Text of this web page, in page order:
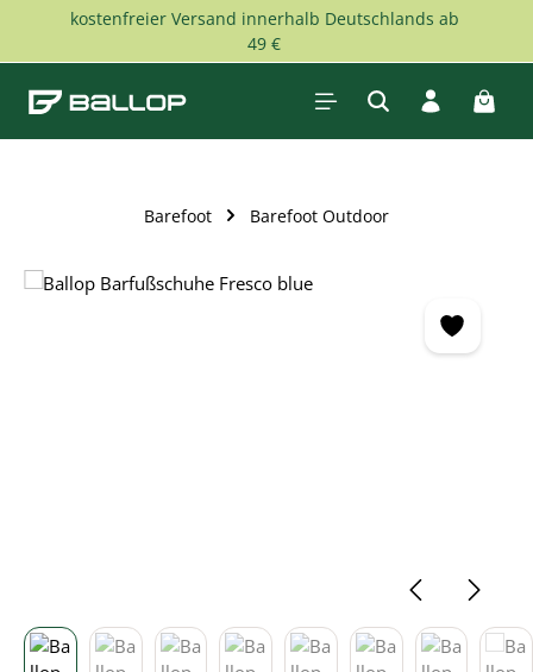
Zum Hauptinhalt springen
kostenfreier Versand innerhalb Deutschlands ab
49 €
Barefoot Barefoot Outdoor
Bildergalerie überspringen